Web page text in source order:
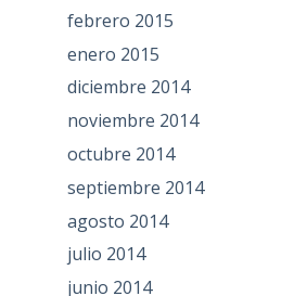
febrero 2015
enero 2015
diciembre 2014
noviembre 2014
octubre 2014
septiembre 2014
agosto 2014
julio 2014
junio 2014